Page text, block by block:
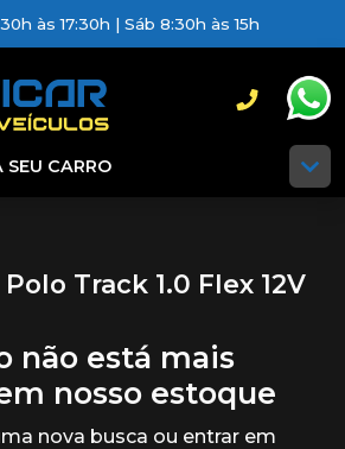
às 17:30h | Sáb 8:30h às 15h
SEU CARRO
Track 1.0 Flex 12V
não está mais
nosso estoque
nova busca ou entrar em